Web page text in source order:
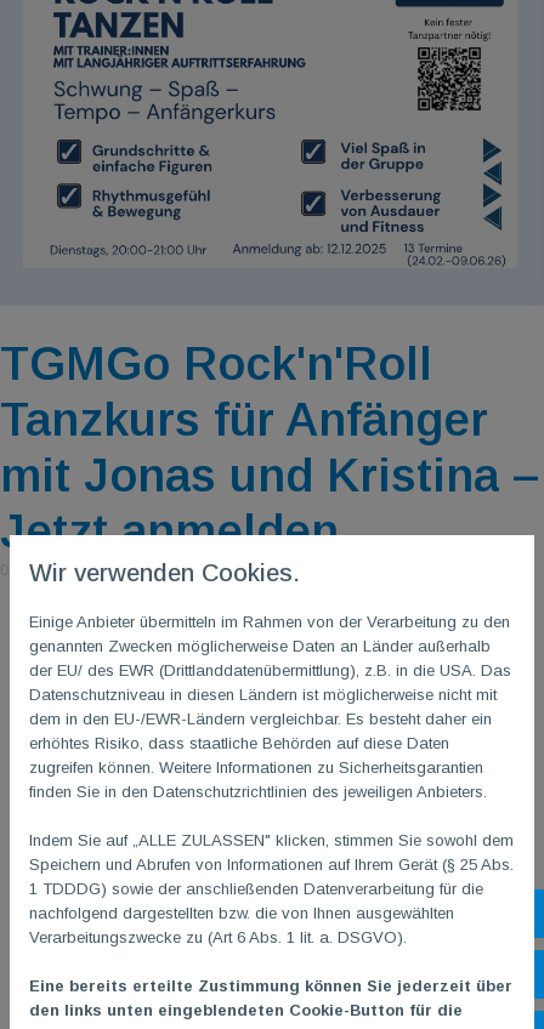
TGMGo Rock'n'Roll
Tanzkurs für Anfänger
mit Jonas und Kristina –
Jetzt anmelden...
09. Januar 2026|von Julia Janine Opheys
Wir verwenden Cookies.
Einige Anbieter übermitteln im Rahmen von der Verarbeitung zu den
genannten Zwecken möglicherweise Daten an Länder außerhalb
der EU/ des EWR (Drittlanddatenübermittlung), z.B. in die USA. Das
Datenschutzniveau in diesen Ländern ist möglicherweise nicht mit
dem in den EU-/EWR-Ländern vergleichbar. Es besteht daher ein
erhöhtes Risiko, dass staatliche Behörden auf diese Daten
zugreifen können. Weitere Informationen zu Sicherheitsgarantien
finden Sie in den Datenschutzrichtlinien des jeweiligen Anbieters.
Indem Sie auf „ALLE ZULASSEN" klicken, stimmen Sie sowohl dem
Speichern und Abrufen von Informationen auf Ihrem Gerät (§ 25 Abs.
1 TDDDG) sowie der anschließenden Datenverarbeitung für die
nachfolgend dargestellten bzw. die von Ihnen ausgewählten
Verarbeitungszwecke zu (Art 6 Abs. 1 lit. a. DSGVO).
Eine bereits erteilte Zustimmung können Sie jederzeit über
den links unten eingeblendeten Cookie-Button für die